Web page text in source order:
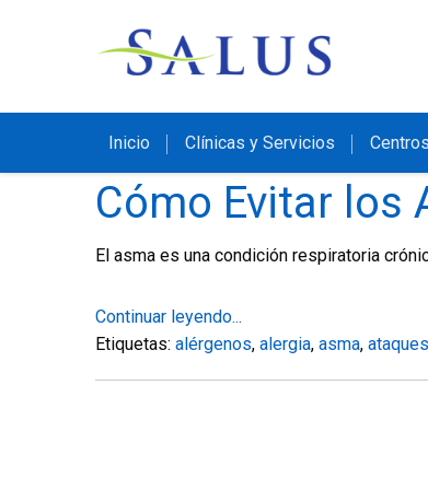
Inicio Clínicas y Servicios
Cómo Evitar los
El asma es una condición respiratoria
Continuar leyendo...
Etiquetas: alérgenos, alergia, asma,